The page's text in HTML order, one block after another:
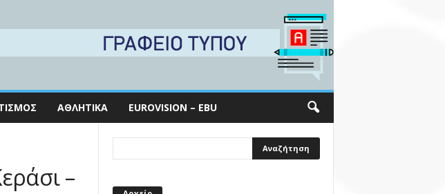
ΑΘΛΗΤΙΚΆ EUROVISION – EBU
–